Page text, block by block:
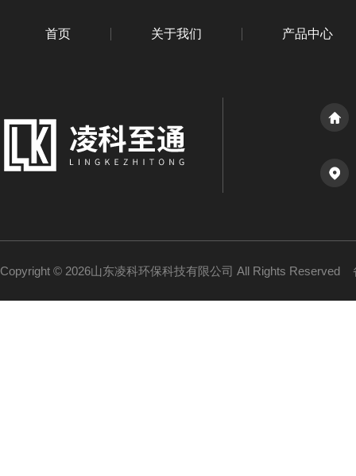
首页 关于我们 产品中心
Copyright © 2026山东凌科环保科技有限公司 All Rights Reserved